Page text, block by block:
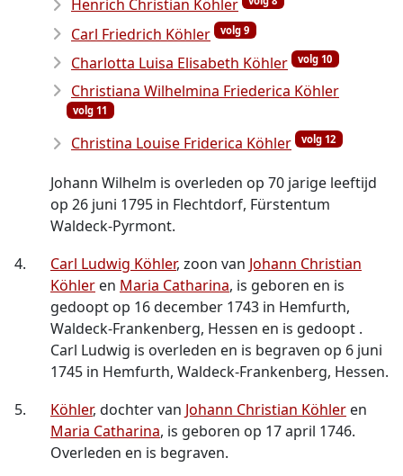
Henrich Christian Köhler
Carl Friedrich Köhler volg 9
Charlotta Luisa Elisabeth Köhler volg 10
Christiana Wilhelmina Friederica Köhler
volg 11
Christina Louise Friderica Köhler volg 12
Johann Wilhelm is overleden op 70 jarige leeftijd
op 26 juni 1795 in Flechtdorf, Fürstentum
Waldeck-Pyrmont.
4.
Carl Ludwig Köhler, zoon van Johann Christian
Köhler en Maria Catharina, is geboren en is
gedoopt op 16 december 1743 in Hemfurth,
Waldeck-Frankenberg, Hessen en is gedoopt .
Carl Ludwig is overleden en is begraven op 6 juni
1745 in Hemfurth, Waldeck-Frankenberg, Hessen.
5.
Köhler, dochter van Johann Christian Köhler en
Maria Catharina, is geboren op 17 april 1746.
Overleden en is begraven.